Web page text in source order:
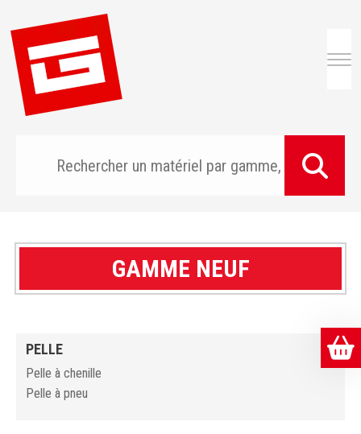
GAMME NEUF
PELLE
pelle à chenille
pelle à pneu